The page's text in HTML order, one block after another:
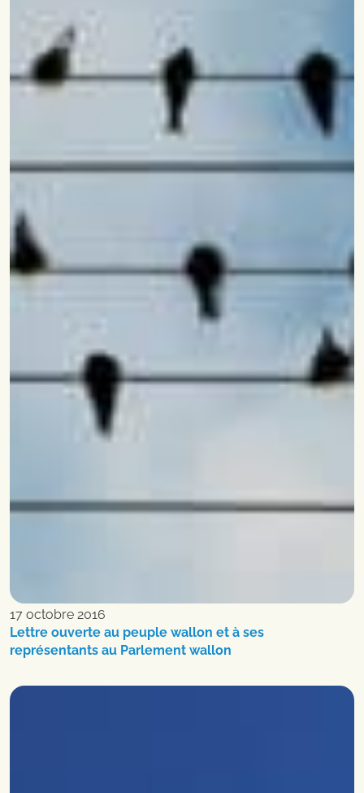
17 octobre 2016
Lettre ouverte au peuple wallon et à ses
représentants au Parlement wallon